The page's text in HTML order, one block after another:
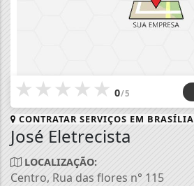
★ ★ ★ ★ ★ 0/5
CONTRATAR SERVIÇOS EM BRASÍLIA
José Eletrecista
LOCALIZAÇÃO:
Centro, Rua das flores n° 115